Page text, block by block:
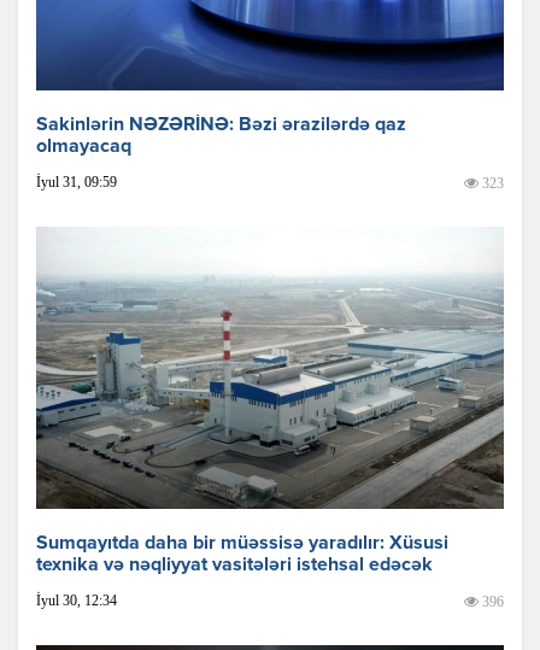
Sakinlərin NƏZƏRİNƏ: Bəzi ərazilərdə qaz
olmayacaq
İyul 31, 09:59 323
Sumqayıtda daha bir müəssisə yaradılır: Xüsusi
texnika və nəqliyyat vasitələri istehsal edəcək
İyul 30, 12:34 396